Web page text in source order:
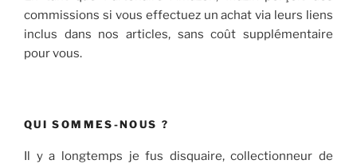
commissions si vous effectuez un achat via leurs liens
inclus dans nos articles, sans coût supplémentaire
pour vous.
QUI SOMMES-NOUS ?
Il y a longtemps je fus disquaire, collectionneur de